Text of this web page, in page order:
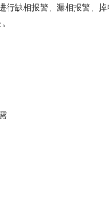
缺相报警、漏相报警、掉